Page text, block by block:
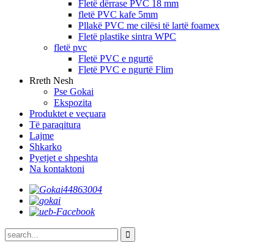
Fletë dërrase PVC 18 mm
fletë PVC kafe 5mm
Pllakë PVC me cilësi të lartë foamex
Fletë plastike sintra WPC
fletë pvc
Fletë PVC e ngurtë
Fletë PVC e ngurtë Flim
Rreth Nesh
Pse Gokai
Ekspozita
Produktet e veçuara
Të paraqitura
Lajme
Shkarko
Pyetjet e shpeshta
Na kontaktoni